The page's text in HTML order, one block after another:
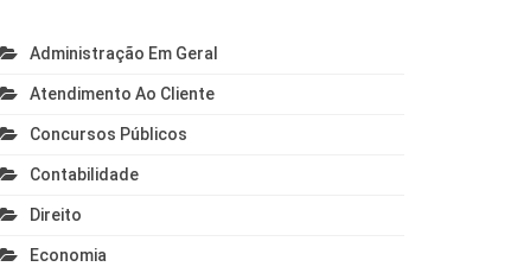
Administração Em Geral
Atendimento Ao Cliente
Concursos Públicos
Contabilidade
Direito
Economia